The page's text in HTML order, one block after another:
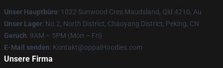
Unser Hauptbüro: 1022 Sunwood Cres Maudsland, Qld 4210, Au
Unser Lager: No.2, North District, Chaoyang District, Peking, CN
Geruch: 9AM – 5PM (Mon – Fri)
E-Mail senden: Kontakt@oppaiHoodies.com
Unsere Firma